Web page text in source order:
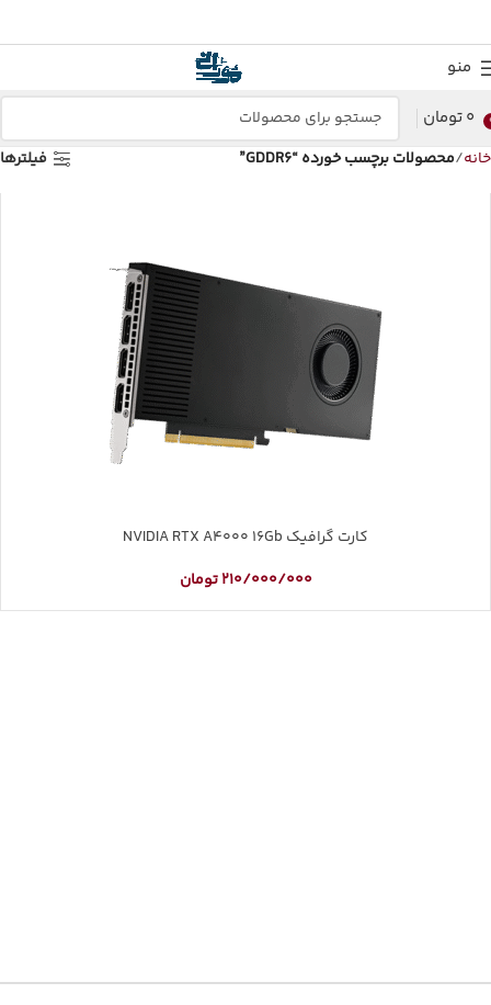
منو
0تومان
خانه محصولات برچسب خورده “GDDR6” فیلترها
کارت گرافیک NVIDIA RTX A4000 16Gb
210/000/000 تومان